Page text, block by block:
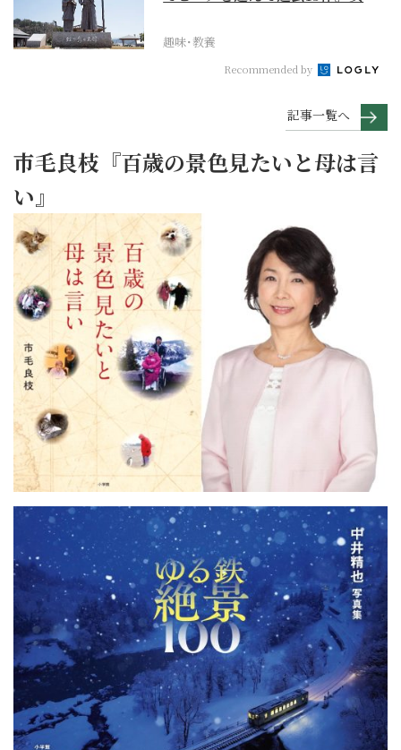
趣味･教養
Recommended by
記事一覧へ
市毛良枝『百歳の景色見たいと母は言
い』